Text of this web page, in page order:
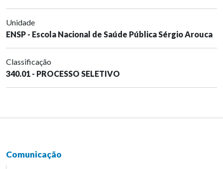
Unidade
ENSP - Escola Nacional de Saúde Pública Sérgio Arouca
Classificação
340.01 - PROCESSO SELETIVO
Comunicação